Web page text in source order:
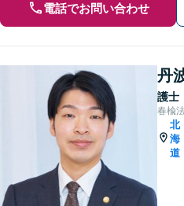
電話でお問い合わせ
丹
護士
春楡
北
海
道